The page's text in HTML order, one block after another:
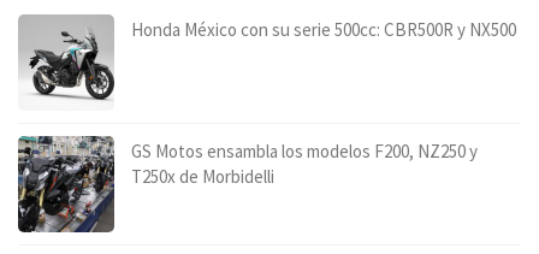
Honda México con su serie 500cc: CBR500R y NX500
GS Motos ensambla los modelos F200, NZ250 y
T250x de Morbidelli